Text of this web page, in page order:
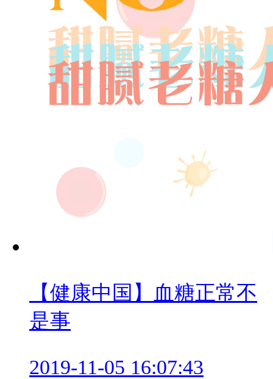
【健康中国】血糖正常不
是事
2019-11-05 16:07:43